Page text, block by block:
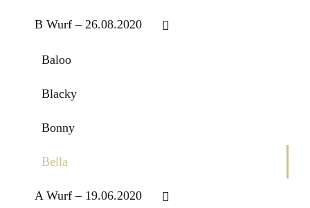
B Wurf – 26.08.2020
Baloo
Blacky
Bonny
Bella
A Wurf – 19.06.2020